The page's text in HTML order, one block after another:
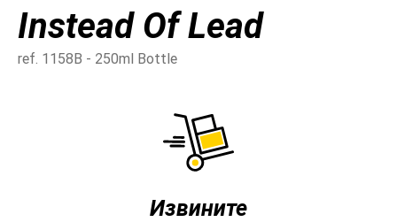
Instead Of Lead
ref. 1158B - 250ml Bottle
Извините